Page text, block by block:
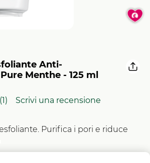
Anti-
Menthe - 125 ml
Leggi
(1) Scrivi una recensione
Purifica i pori e riduce